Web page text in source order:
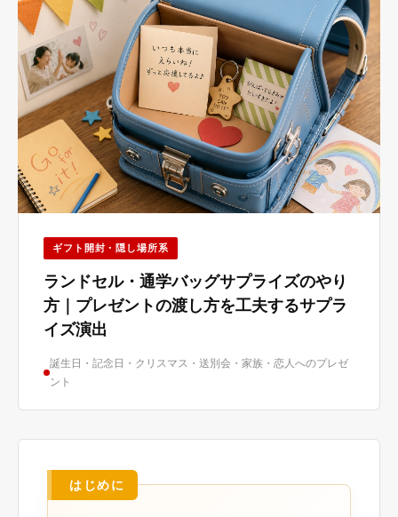
ギフト開封・隠し場所系
ランドセル・通学バッグサプライズのやり
方｜プレゼントの渡し方を工夫するサプラ
イズ演出
誕生日・記念日・クリスマス・送別会・家族・恋人へのプレゼ
ント